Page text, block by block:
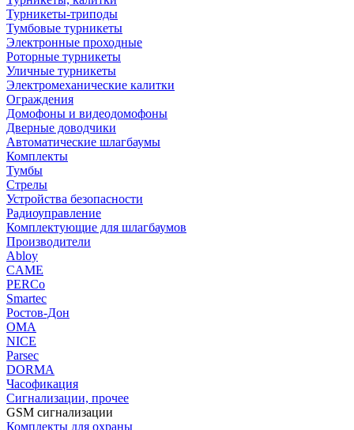
Турникеты-триподы
Тумбовые турникеты
Электронные проходные
Роторные турникеты
Уличные турникеты
Электромеханические калитки
Ограждения
Домофоны и видеодомофоны
Дверные доводчики
Автоматические шлагбаумы
Комплекты
Тумбы
Стрелы
Устройства безопасности
Радиоуправление
Комплектующие для шлагбаумов
Производители
Abloy
CAME
PERCo
Smartec
Ростов-Дон
ОМА
NICE
Parsec
DORMA
Часофикация
Сигнализации, прочее
GSM сигнализации
Комплекты для охраны